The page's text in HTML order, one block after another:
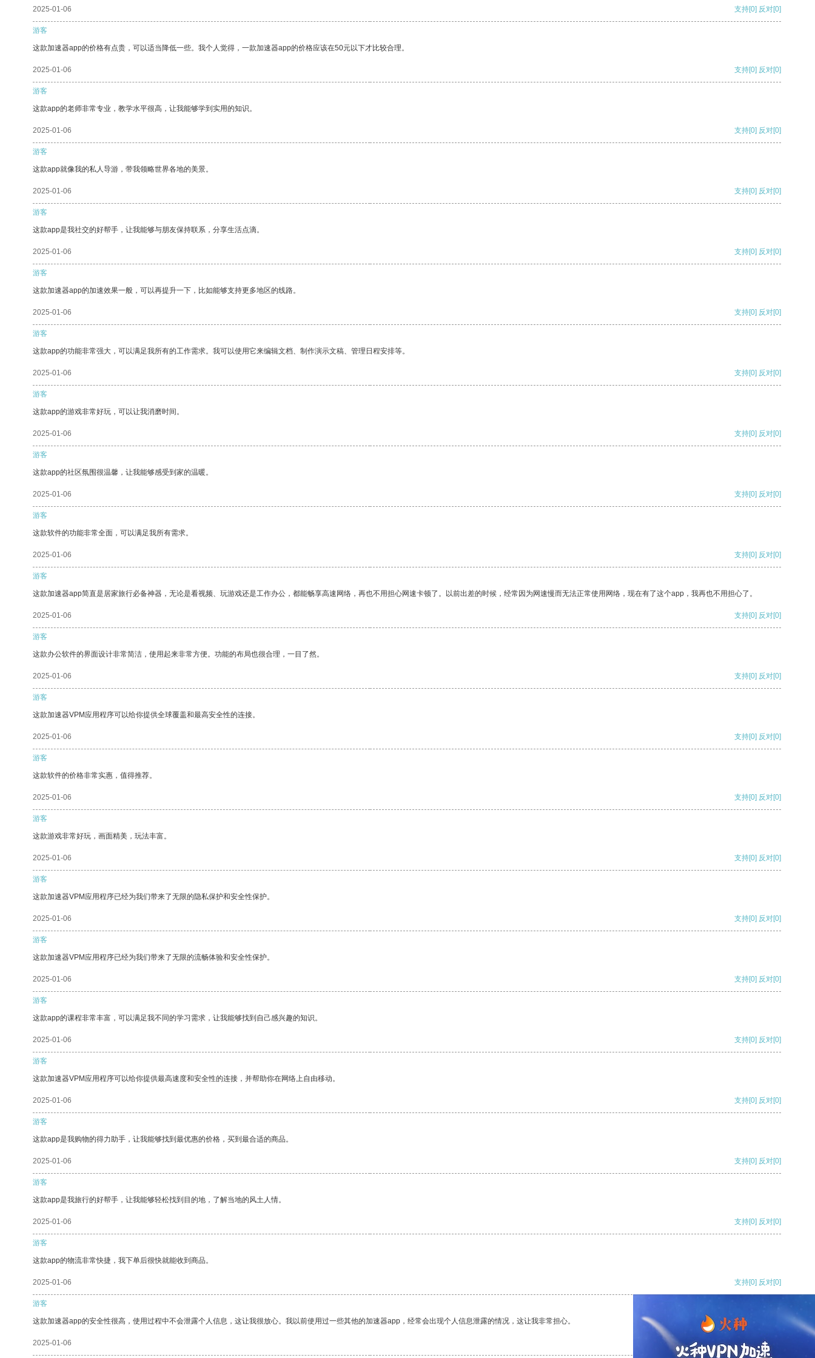
2025-01-06 支持[0] 反对[0]
游客
这款加速器app的价格有点贵，可以适当降低一些。我个人觉得，一款加速器app的价格应该在50元以下才比较合理。
2025-01-06 支持[0] 反对[0]
游客
这款app的老师非常专业，教学水平很高，让我能够学到实用的知识。
2025-01-06 支持[0] 反对[0]
游客
这款app就像我的私人导游，带我领略世界各地的美景。
2025-01-06 支持[0] 反对[0]
游客
这款app是我社交的好帮手，让我能够与朋友保持联系，分享生活点滴。
2025-01-06 支持[0] 反对[0]
游客
这款加速器app的加速效果一般，可以再提升一下，比如能够支持更多地区的线路。
2025-01-06 支持[0] 反对[0]
游客
这款app的功能非常强大，可以满足我所有的工作需求。我可以使用它来编辑文档、制作演示文稿、管理日程安排等。
2025-01-06 支持[0] 反对[0]
游客
这款app的游戏非常好玩，可以让我消磨时间。
2025-01-06 支持[0] 反对[0]
游客
这款app的社区氛围很温馨，让我能够感受到家的温暖。
2025-01-06 支持[0] 反对[0]
游客
这款软件的功能非常全面，可以满足我所有需求。
2025-01-06 支持[0] 反对[0]
游客
这款加速器app简直是居家旅行必备神器，无论是看视频、玩游戏还是工作办公，都能畅享高速网络，再也不用担心网速卡顿了。以前出差的时候，经常因为网速慢而无法正常使用网络，现在有了这个app，我再也不用担心了。
2025-01-06 支持[0] 反对[0]
游客
这款办公软件的界面设计非常简洁，使用起来非常方便。功能的布局也很合理，一目了然。
2025-01-06 支持[0] 反对[0]
游客
这款加速器VPM应用程序可以给你提供全球覆盖和最高安全性的连接。
2025-01-06 支持[0] 反对[0]
游客
这款软件的价格非常实惠，值得推荐。
2025-01-06 支持[0] 反对[0]
游客
这款游戏非常好玩，画面精美，玩法丰富。
2025-01-06 支持[0] 反对[0]
游客
这款加速器VPM应用程序已经为我们带来了无限的隐私保护和安全性保护。
2025-01-06 支持[0] 反对[0]
游客
这款加速器VPM应用程序已经为我们带来了无限的流畅体验和安全性保护。
2025-01-06 支持[0] 反对[0]
游客
这款app的课程非常丰富，可以满足我不同的学习需求，让我能够找到自己感兴趣的知识。
2025-01-06 支持[0] 反对[0]
游客
这款加速器VPM应用程序可以给你提供最高速度和安全性的连接，并帮助你在网络上自由移动。
2025-01-06 支持[0] 反对[0]
游客
这款app是我购物的得力助手，让我能够找到最优惠的价格，买到最合适的商品。
2025-01-06 支持[0] 反对[0]
游客
这款app是我旅行的好帮手，让我能够轻松找到目的地，了解当地的风土人情。
2025-01-06 支持[0] 反对[0]
游客
这款app的物流非常快捷，我下单后很快就能收到商品。
2025-01-06 支持[0] 反对[0]
游客
这款加速器app的安全性很高，使用过程中不会泄露个人信息，这让我很放心。我以前使用过一些其他的加速器app，经常会出现个人信息泄露的情况，这让我非常担心。
2025-01-06 支持 反对